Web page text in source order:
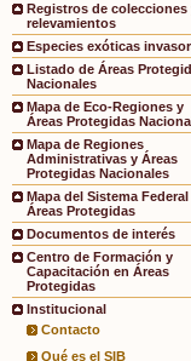
Registros de colecciones
relevamientos
Especies exóticas
Listado de Áreas
Nacionales
Mapa de Eco-Regiones y
Áreas Protegidas
Mapa de Regiones
Administrativas y Áreas
Protegidas Nacionales
Mapa del Sistema
Áreas Protegidas
Documentos de interés
Centro de Formación y
Capacitación en Áreas
Protegidas
Institucional
Contacto
Qué es el SIB